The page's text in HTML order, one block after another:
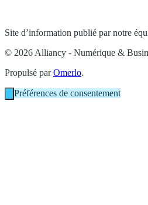
Site d’information publié par notre
© 2026 Alliancy - Numérique &
Propulsé parOmerlo.
Préférences de consentement